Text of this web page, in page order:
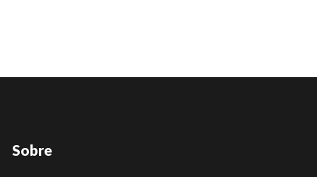
Sobre